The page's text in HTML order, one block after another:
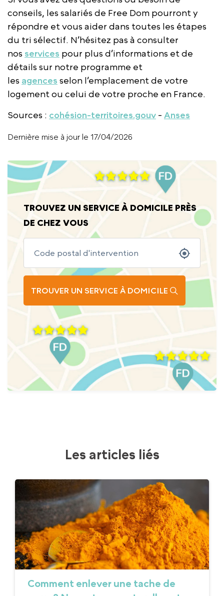
conseils, les salariés de Free Dom pourront y
répondre et vous aider dans toutes les étapes
du tri sélectif. N’hésitez pas à consulter
nos services pour plus d’informations et de
détails sur notre programme et
les agences selon l’emplacement de votre
logement ou celui de votre proche en France.
Sources : cohésion-territoires.gouv - Anses
Dernière mise à jour le 17/04/2026
TROUVEZ UN SERVICE À DOMICILE PRÈS
DE CHEZ VOUS
TROUVER UN SERVICE À DOMICILE
Les articles liés
Comment enlever une tache de